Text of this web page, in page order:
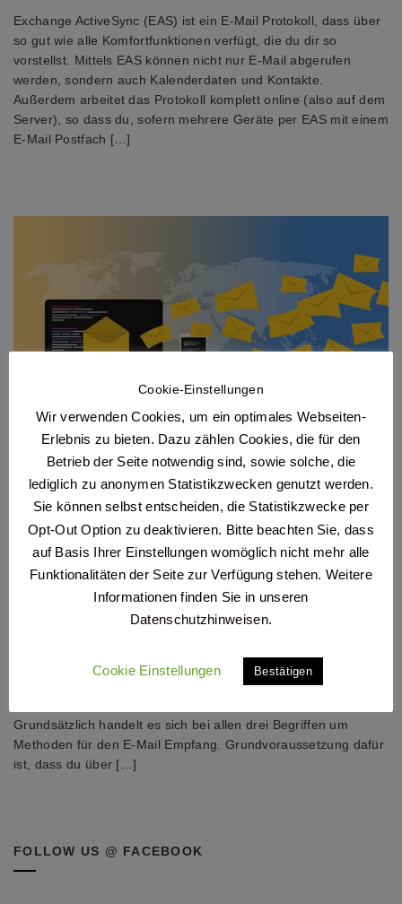
Exchange ActiveSync (EAS) ist ein E-Mail Protokoll, dass über
so gut wie alle Komfortfunktionen verfügt, die du dir so
vorstellst. Mittels EAS können nicht nur E-Mail abgerufen
werden, sondern auch Kalenderdaten und Kontakte.
Außerdem arbeitet das Protokoll komplett online (also auf dem
Server), so dass du, sofern mehrere Geräte per EAS mit einem
E-Mail Postfach […]
E-Mail: POP3 vs. IMAP vs.
Exchange – Wo ist der
Unterschied?
2. MAI 2020 E-MAIL,SERVER
2 COMMENTS
MARCUS HEINZE
genannten Begriffe, nämlich POP3 und IMAP. Und auch
Exchange ActiveSync, kurz EAS dürften einige zumindest
Grundsätzlich handelt es sich bei allen drei Begriffen um
Methoden für den E-Mail Empfang. Grundvoraussetzung dafür
ist, dass du über […]
FOLLOW US @ FACEBOOK
Cookie-Einstellungen
Wir verwenden Cookies, um ein optimales Webseiten-
Erlebnis zu bieten. Dazu zählen Cookies, die für den
Betrieb der Seite notwendig sind, sowie solche, die
lediglich zu anonymen Statistikzwecken genutzt werden.
Sie können selbst entscheiden, die Statistikzwecke per
Opt-Out Option zu deaktivieren. Bitte beachten Sie, dass
auf Basis Ihrer Einstellungen womöglich nicht mehr alle
Funktionalitäten der Seite zur Verfügung stehen. Weitere
Informationen finden Sie in unseren
Datenschutzhinweisen.
Cookie Einstellungen Bestätigen